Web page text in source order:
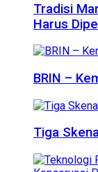
Tradisi
Harus
BRIN –
Tiga